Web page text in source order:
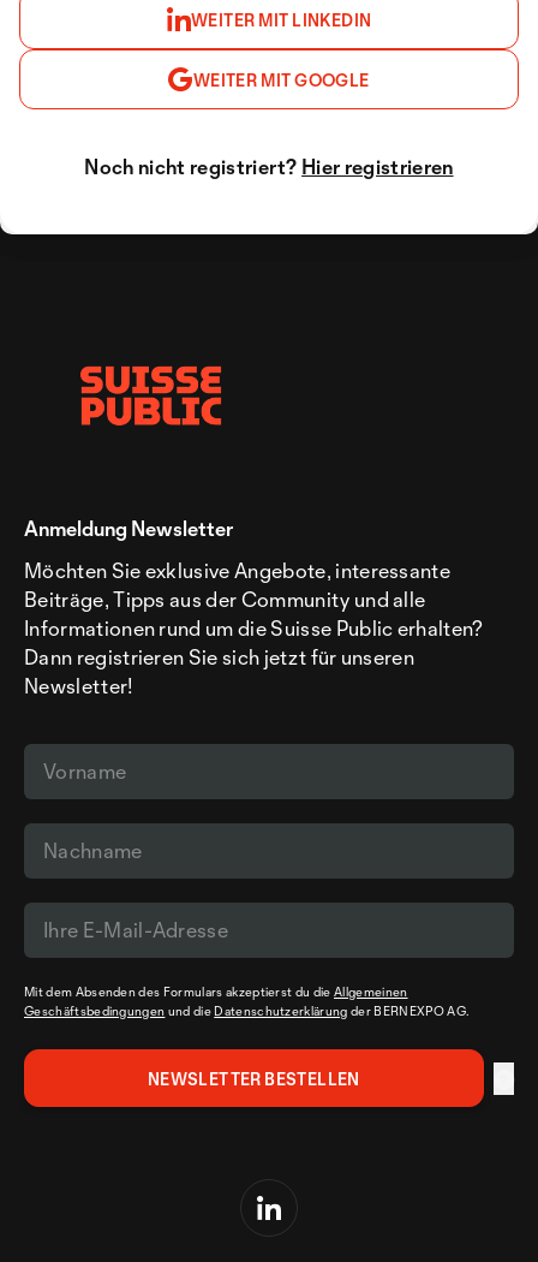
WEITER MIT LINKEDIN
WEITER MIT GOOGLE
Noch nicht registriert? Hier registrieren
Anmeldung Newsletter
Möchten Sie exklusive Angebote, interessante
Beiträge, Tipps aus der Community und alle
Informationen rund um die Suisse Public erhalten?
Dann registrieren Sie sich jetzt für unseren
Newsletter!
Mit dem Absenden des Formulars akzeptierst du dieAllgemeinen
Geschäftsbedingungen und die Datenschutzerklärung der BERNEXPO AG.